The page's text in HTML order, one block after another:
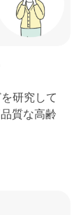
研究して
質な高齢